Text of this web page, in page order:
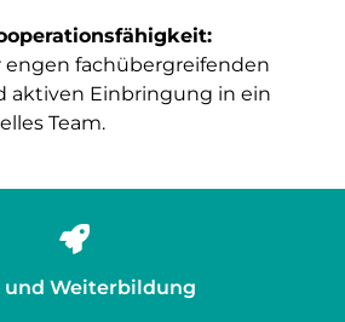
engen fachübergreifenden
aktiven Einbringung in ein
Team.
und Weiterbildung